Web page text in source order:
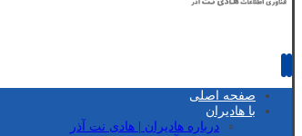
صفحه اصلی
با هادیران
درباره هادیران | هادی نت آذر